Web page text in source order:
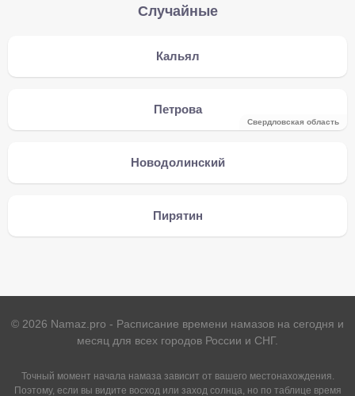
Случайные
Кальял
Петрова
Свердловская область
Новодолинский
Пирятин
© 2026 Namaz.pro - Расписание времени намазов на сегодня и
месяц для всех городов России и СНГ.
Точный момент начала намаза зависит от вашего местонахождения.
Поэтому, если вы видите восход или заход солнца, но по таблице время